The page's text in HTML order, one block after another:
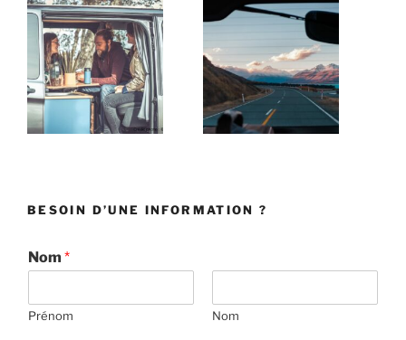
BESOIN D’UNE INFORMATION ?
Nom *
Prénom Nom